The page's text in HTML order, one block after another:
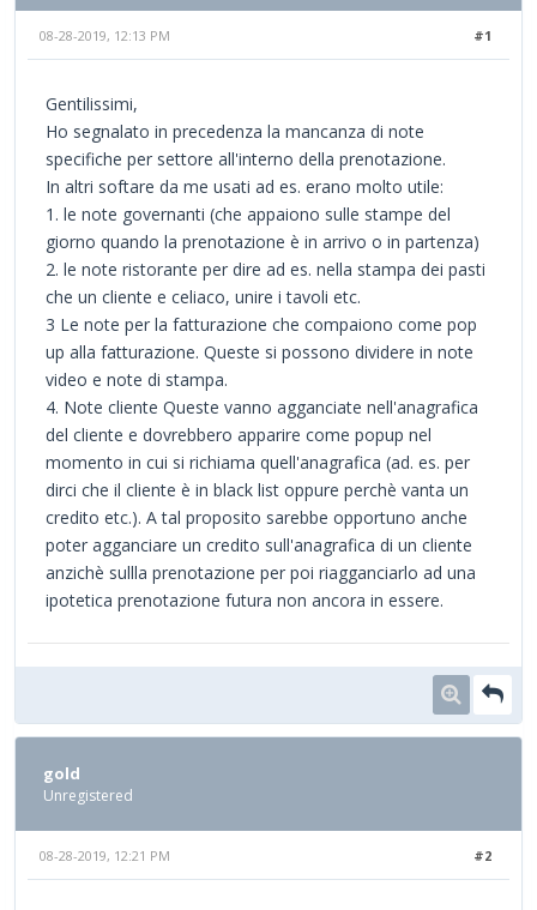
#1
08-28-2019, 12:13 PM
Gentilissimi,
Ho segnalato in precedenza la mancanza di note
specifiche per settore all'interno della prenotazione.
In altri softare da me usati ad es. erano molto utile:
1. le note governanti (che appaiono sulle stampe del
giorno quando la prenotazione è in arrivo o in partenza)
2. le note ristorante per dire ad es. nella stampa dei pasti
che un cliente e celiaco, unire i tavoli etc.
3 Le note per la fatturazione che compaiono come pop
up alla fatturazione. Queste si possono dividere in note
video e note di stampa.
4. Note cliente Queste vanno agganciate nell'anagrafica
del cliente e dovrebbero apparire come popup nel
momento in cui si richiama quell'anagrafica (ad. es. per
dirci che il cliente è in black list oppure perchè vanta un
credito etc.). A tal proposito sarebbe opportuno anche
poter agganciare un credito sull'anagrafica di un cliente
anzichè sullla prenotazione per poi riagganciarlo ad una
ipotetica prenotazione futura non ancora in essere.
gold
Unregistered
#2
08-28-2019, 12:21 PM